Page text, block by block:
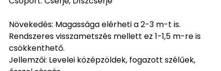
Növekedés: Magassága elérheti a 2-3 m-t is.
Rendszeres visszametszés mellett ez 1-1,5 m-re is
csökkenthető.
Jellemzői: Levelei középzöldek, fogazott szélűek,